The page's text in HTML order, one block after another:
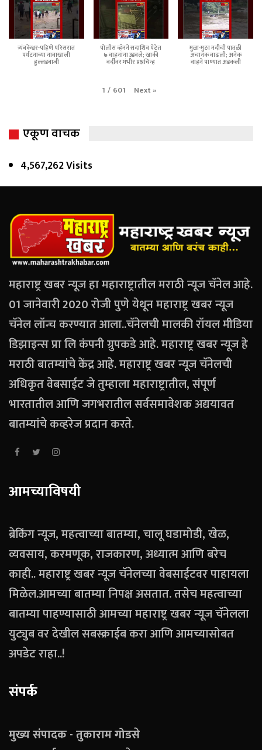
त्र्यंबकेश्वर-पहिणे परिसरात
पर्यटनाच्या नावाखाली
हुल्लडबाजी
पोलीस व्हॅनने सदाशिव पेठेत
७ वाहनांना उडवले; खाकी
वर्दीवर गंभीर प्रश्नचिन्ह
मुळा-मुठा नदीची पातळी
अचानक वाढली; अनेक
वाहने पाण्यात अडकली
1 / 601 Next»
एकूण वाचक
4,567,262 Visits
महाराष्ट्र खबर न्यूज हा महाराष्ट्रातील मराठी न्यूज चॅनेल आहे.
01 जानेवारी 2020 रोजी पुणे येथून महाराष्ट्र खबर न्यूज
चॅनेल लॉन्च करण्यात आला..चॅनेलची मालकी रॉयल मीडिया
डिझाइन्स प्रा लि कंपनी ग्रुपकडे आहे. महाराष्ट्र खबर न्यूज हे
मराठी बातम्यांचे केंद्र आहे. महाराष्ट्र खबर न्यूज चॅनेलची
अधिकृत वेबसाईट जे तुम्हाला महाराष्ट्रातील, संपूर्ण
भारतातील आणि जगभरातील सर्वसमावेशक अद्ययावत
बातम्यांचे कव्हरेज प्रदान करते.
आमच्याविषयी
ब्रेकिंग न्यूज, महत्वाच्या बातम्या, चालू घडामोडी, खेळ,
व्यवसाय, करमणूक, राजकारण, अध्यात्म आणि बरेच
काही.. महाराष्ट्र खबर न्यूज चॅनेलच्या वेबसाईटवर पाहायला
मिळेल.आमच्या बातम्या निपक्ष असतात. तसेच महत्वाच्या
बातम्या पाहण्यासाठी आमच्या महाराष्ट्र खबर न्यूज चॅनेलला
युट्युब वर देखील सबस्क्राईब करा आणि आमच्यासोबत
अपडेट राहा..!
संपर्क
मुख्य संपादक - तुकाराम गोडसे